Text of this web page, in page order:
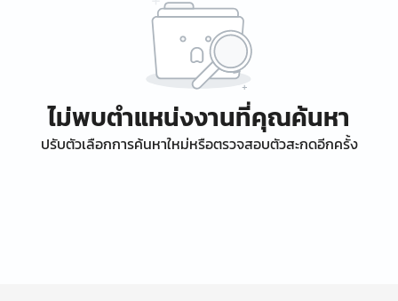
ไม่พบตำแหน่งงานที่คุณค้นหา
ปรับตัวเลือกการค้นหาใหม่หรือตรวจสอบตัวสะกดอีกครั้ง